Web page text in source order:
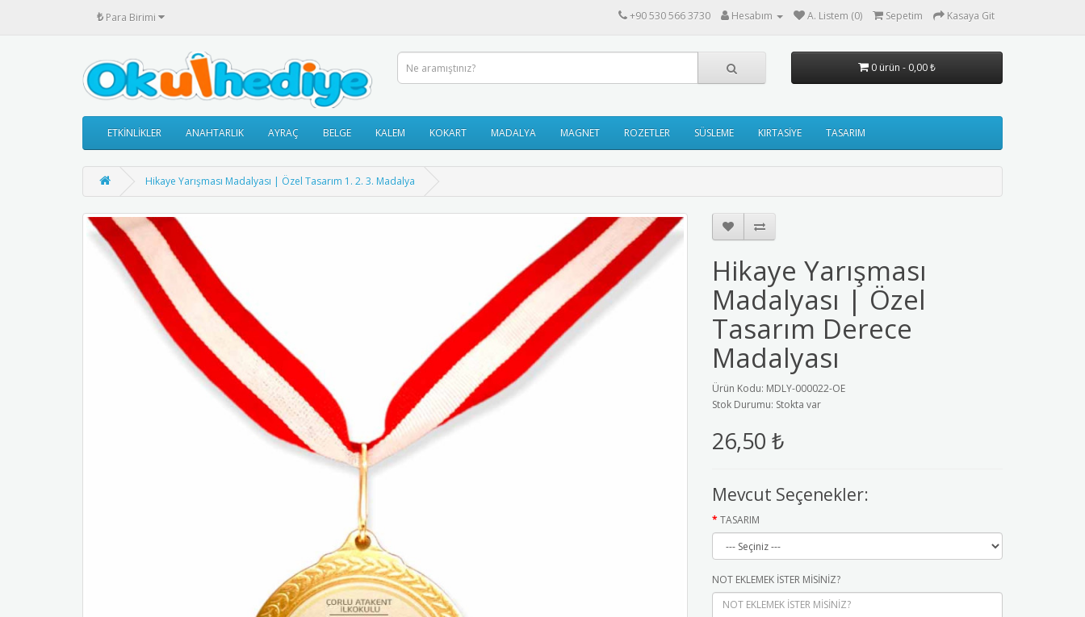
₺ Para Birimi +90 530 566 3730 Hesabım A. Listem (0) Sepetim Kasaya Git
0 ürün - 0,00 ₺
ETKİNLİKLER ANAHTARLIK AYRAÇ BELGE KALEM KOKART MADALYA MAGNET ROZETLER SÜSLEME KIRTASİYE TASARIM
Hikaye Yarışması Madalyası | Özel Tasarım 1. 2. 3. Madalya
Hikaye Yarışması
Madalyası | Özel
Tasarım Derece
Madalyası
Ürün Kodu: MDLY-000022-OE
Stok Durumu: Stokta var
26,50 ₺
Mevcut Seçenekler:
TASARIM
NOT EKLEMEK İSTER MİSİNİZ?